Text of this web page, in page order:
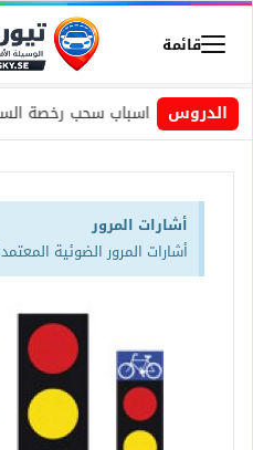
قائمة
الدروس
اسباب سحب رخصة السياقة |
أشارات المرور
أشارات المرور الضوئية